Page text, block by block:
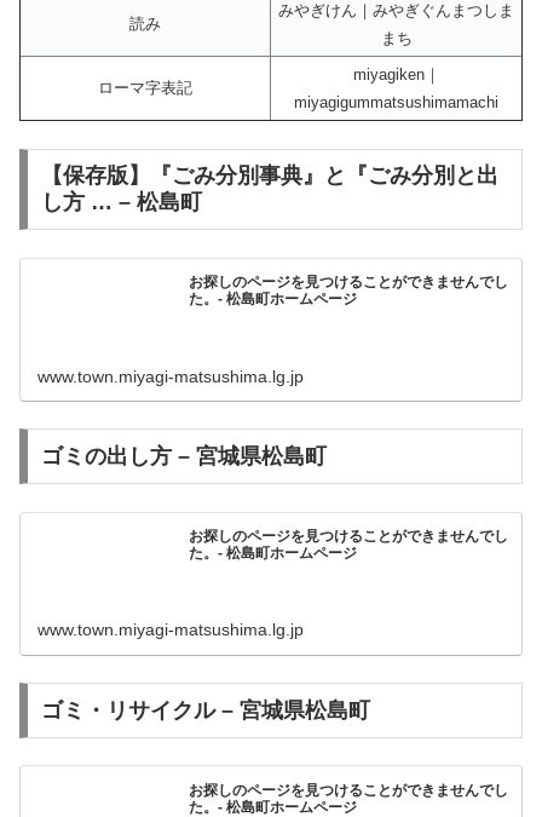
読み
みやぎけん｜みやぎぐんまつしま
まち
ローマ字表記
miyagiken｜
miyagigummatsushimamachi
【保存版】『ごみ分別事典』と『ごみ分別と出
し方 … – 松島町
お探しのページを見つけることができませんでし
た。- 松島町ホームページ
www.town.miyagi-matsushima.lg.jp
ゴミの出し方 – 宮城県松島町
お探しのページを見つけることができませんでし
た。- 松島町ホームページ
www.town.miyagi-matsushima.lg.jp
ゴミ・リサイクル – 宮城県松島町
お探しのページを見つけることができませんでし
た。- 松島町ホームページ